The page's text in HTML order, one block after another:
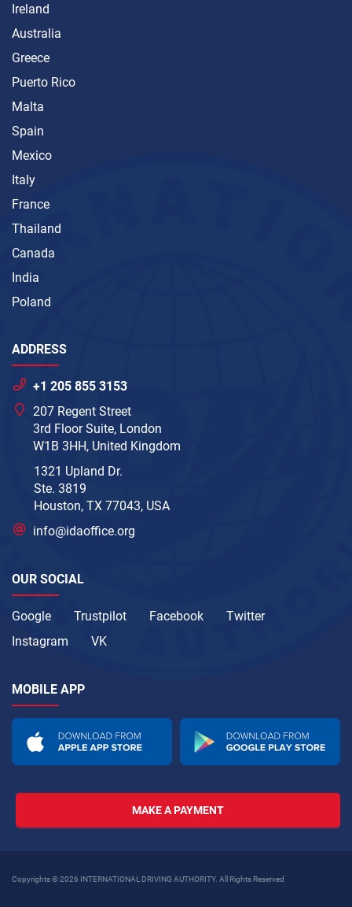
Ireland
Australia
Greece
Puerto Rico
Malta
Spain
Mexico
Italy
France
Thailand
Canada
India
Poland
ADDRESS
+1 205 855 3153
207 Regent Street
3rd Floor Suite, London
W1B 3HH, United Kingdom
1321 Upland Dr.
Ste. 3819
Houston, TX 77043, USA
info@idaoffice.org
OUR SOCIAL
Google Trustpilot Facebook
Twitter
Instagram
VK
MOBILE APP
MAKE A PAYMENT
Copyrights © 2026 INTERNATIONAL DRIVING AUTHORITY. All Rights Reserved